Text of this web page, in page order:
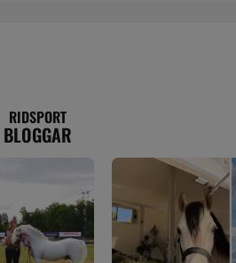
RIDSPORT
BLOGGAR